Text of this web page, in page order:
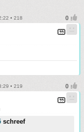
• 218
• 219
schreef